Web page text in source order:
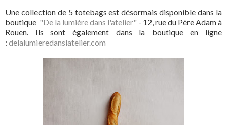
Une collection de 5 totebags est désormais disponible dans la
boutique "De la lumière dans l'atelier" - 12, rue du Père Adam à
Rouen. Ils sont également dans la boutique en ligne
: delalumieredanslatelier.com